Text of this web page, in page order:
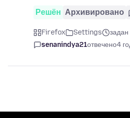
Решён Архивировано
Firefox Settings
задан
senanindya21отвечено4